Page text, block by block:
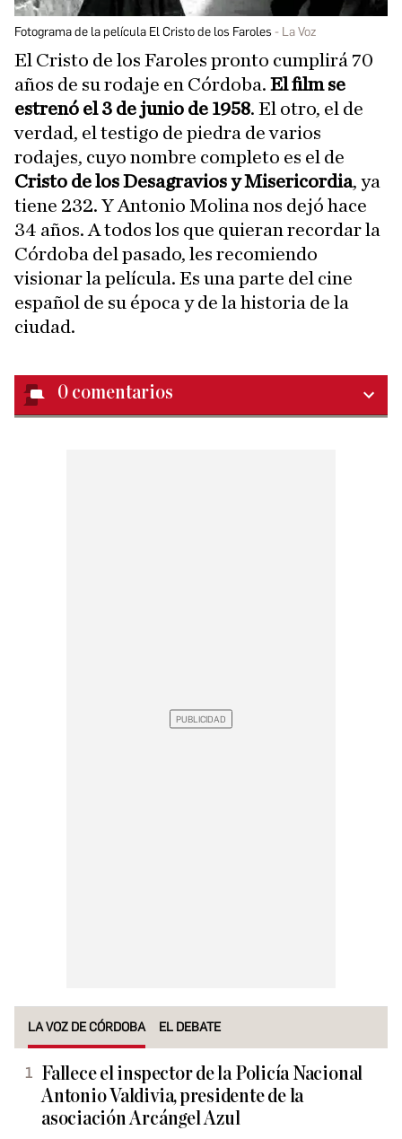
Fotograma de la película El Cristo de los Faroles La Voz
El Cristo de los Faroles pronto cumplirá 70
años de su rodaje en Córdoba. El film se
estrenó el 3 de junio de 1958. El otro, el de
verdad, el testigo de piedra de varios
rodajes, cuyo nombre completo es el de
Cristo de los Desagravios y Misericordia, ya
tiene 232. Y Antonio Molina nos dejó hace
34 años. A todos los que quieran recordar la
Córdoba del pasado, les recomiendo
visionar la película. Es una parte del cine
español de su época y de la historia de la
ciudad.
0 comentarios
LA VOZ DE CÓRDOBA EL DEBATE
Fallece el inspector de la Policía Nacional
Antonio Valdivia, presidente de la
asociación Arcángel Azul